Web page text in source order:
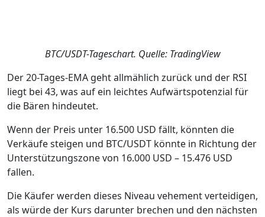
BTC/USDT-Tageschart. Quelle: TradingView
Der 20-Tages-EMA geht allmählich zurück und der RSI
liegt bei 43, was auf ein leichtes Aufwärtspotenzial für
die Bären hindeutet.
Wenn der Preis unter 16.500 USD fällt, könnten die
Verkäufe steigen und BTC/USDT könnte in Richtung der
Unterstützungszone von 16.000 USD – 15.476 USD
fallen.
Die Käufer werden dieses Niveau vehement verteidigen,
als würde der Kurs darunter brechen und den nächsten